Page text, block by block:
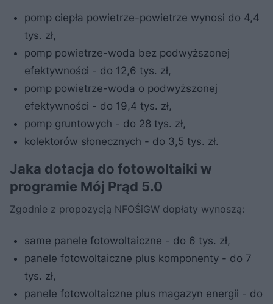
pomp ciepła powietrze-powietrze wynosi do 4,4
tys. zł,
pomp powietrze-woda bez podwyższonej
efektywności - do 12,6 tys. zł,
pomp powietrze-woda o podwyższonej
efektywności - do 19,4 tys. zł,
pomp gruntowych - do 28 tys. zł,
kolektorów słonecznych - do 3,5 tys. zł.
Jaka dotacja do fotowoltaiki w
programie Mój Prąd 5.0
Zgodnie z propozycją NFOŚiGW dopłaty wynoszą:
same panele fotowoltaiczne - do 6 tys. zł,
panele fotowoltaiczne plus komponenty - do 7
tys. zł,
panele fotowoltaiczne plus magazyn energii - do